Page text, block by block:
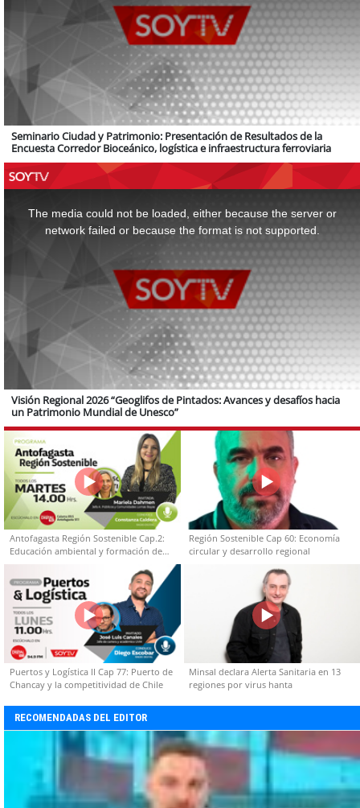
Seminario Ciudad y Patrimonio: Presentación de Resultados de la
Encuesta Corredor Bioceánico, logística e infraestructura ferroviaria
The media could not be loaded, either because the server or
network failed or because the format is not supported.
Visión Regional 2026 “Geoglifos de Pintados: Avances y desafíos hacia
un Patrimonio Mundial de Unesco”
Antofagasta Región Sostenible Cap.2:
Educación ambiental y formación de
capacidades técnicas
Región Sostenible Cap 60: Economía
circular y desarrollo regional
Puertos y Logística II Cap 77: Puerto de
Chancay y la competitividad de Chile
Minsal declara Alerta Sanitaria en 13
regiones por virus hanta
RECOMENDADAS DEL EDITOR